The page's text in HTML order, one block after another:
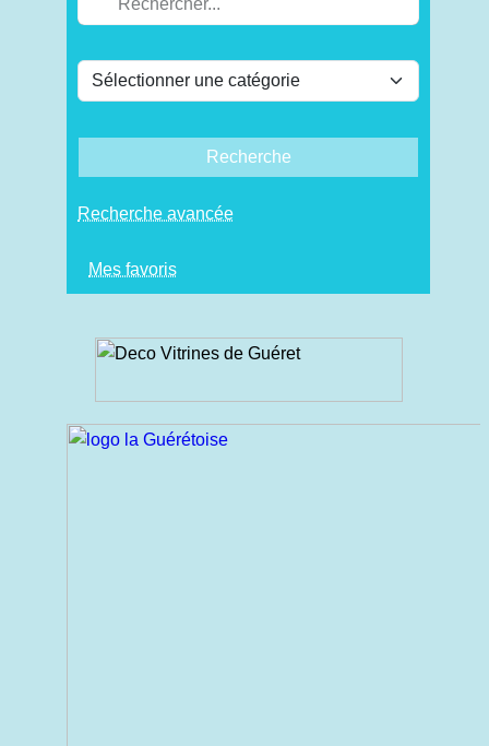
Recherche
Recherche avancée
Mes favoris